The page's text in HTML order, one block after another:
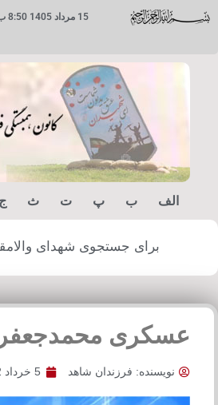
15 مرداد 1405 8:50 ب.ظ
الف ب پ ت ث ج
برای جستجوی شهدای
عسکری محمدجعفر
نویسنده: فرزندان شاهد 5 خرداد 1402